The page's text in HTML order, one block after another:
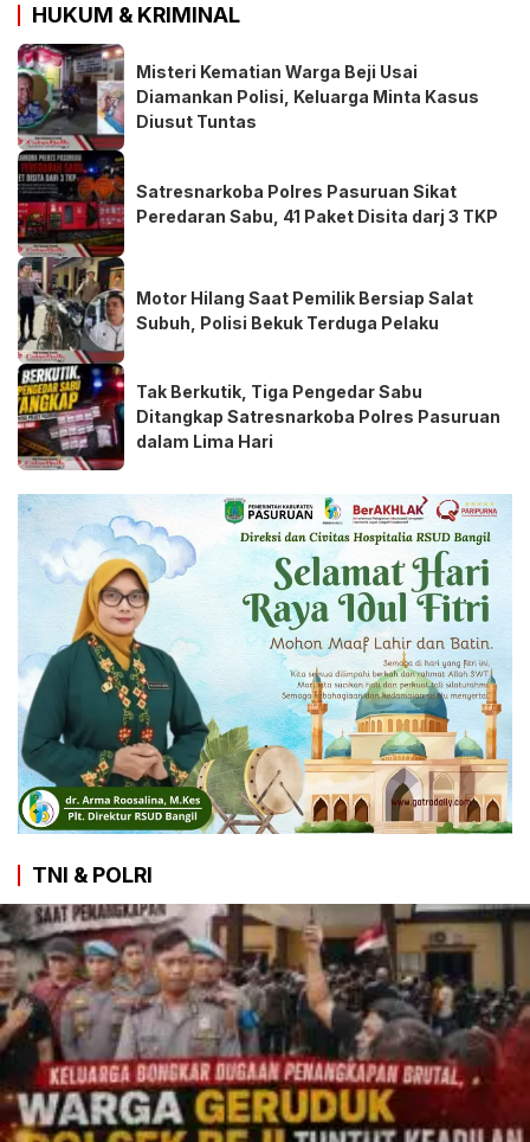
HUKUM & KRIMINAL
Misteri Kematian Warga Beji Usai
Diamankan Polisi, Keluarga Minta Kasus
Diusut Tuntas
Satresnarkoba Polres Pasuruan Sikat
Peredaran Sabu, 41 Paket Disita darj 3 TKP
Motor Hilang Saat Pemilik Bersiap Salat
Subuh, Polisi Bekuk Terduga Pelaku
Tak Berkutik, Tiga Pengedar Sabu
Ditangkap Satresnarkoba Polres Pasuruan
dalam Lima Hari
TNI & POLRI